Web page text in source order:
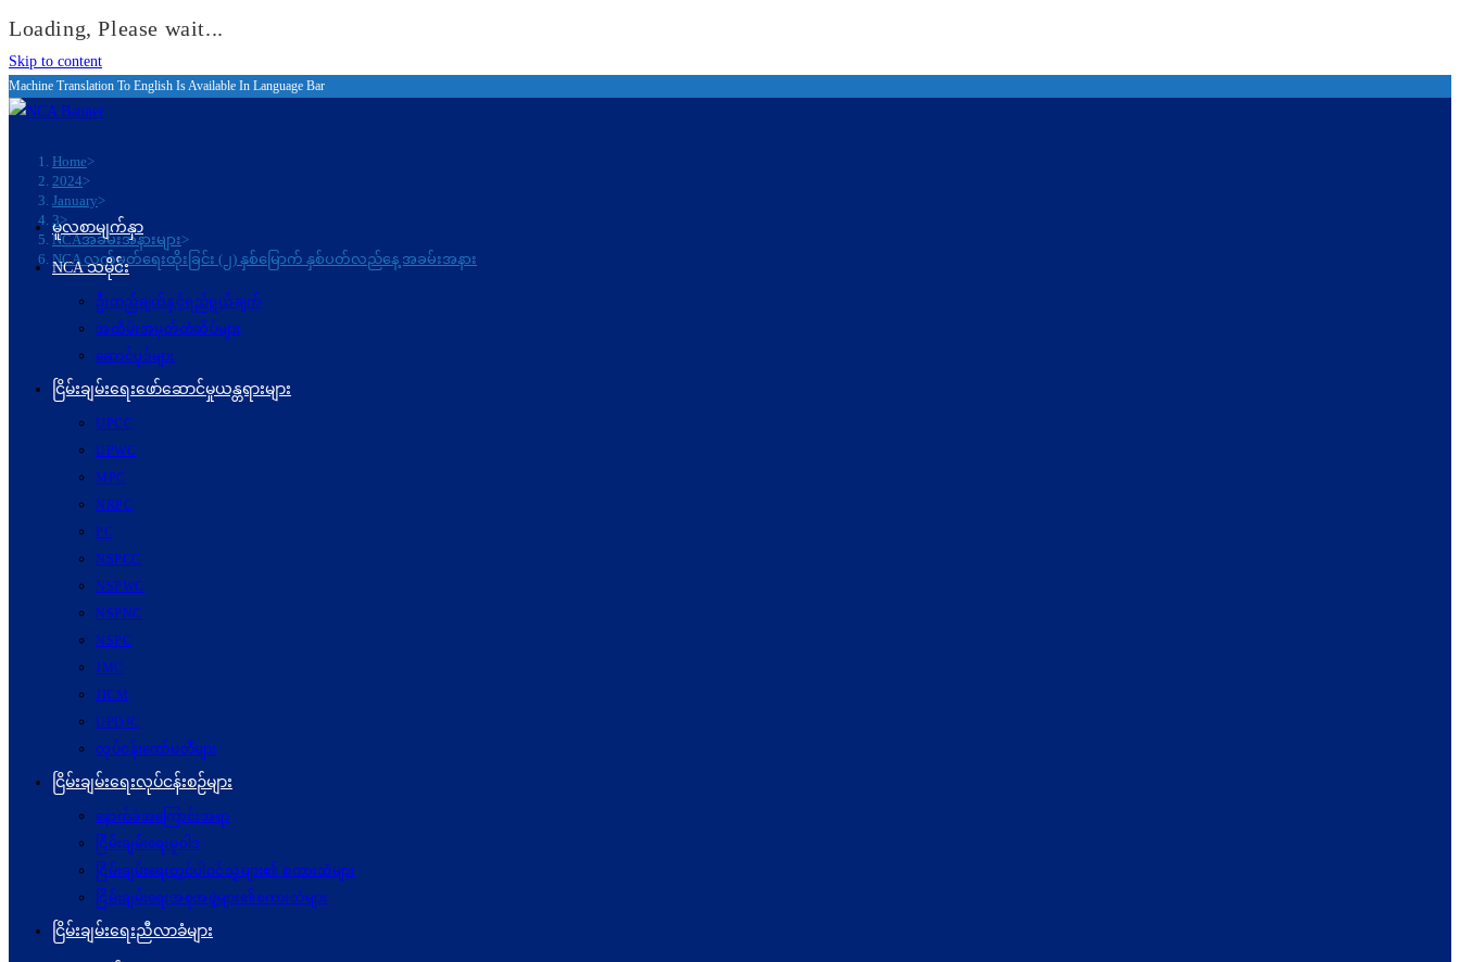
Loading, Please wait...
Skip to content
Machine Translation To English Is Available In Language Bar
Home>
2024>
January>
3>
NCAအခမ်းအနားများ>
NCA လက်မှတ်ရေးထိုးခြင်း (၂) နှစ်မြောက် နှစ်ပတ်လည်နေ့ အခမ်းအနား
မူလစာမျက်နှာ
NCA သမိုင်း
ဦးတည်ချက်နှင့်ရည်ရွယ်ချက်
အထိမ်းအမှတ်တံဆိပ်များ
ဆောင်ပုဒ်များ
ငြိမ်းချမ်းရေးဖော်‌ဆောင်မှုယန္တရားများ
UPCC
UPWC
MPC
NRPC
PC
NSPCC
NSPWC
NSPNC
NSPC
JMC
JICM
UPDJC
လုပ်ငန်းကော်မတီများ
ငြိမ်းချမ်းရေးလုပ်ငန်းစဉ်များ
နောက်ခံအကြောင်းအရာ
ငြိမ်းချမ်းရေးမူဝါဒ
ငြိမ်းချမ်းရေးတွင်ပါဝင်သူများ၏ စကားသံများ
ငြိမ်းချမ်းရေးအစုအဖွဲ့များ၏စကားသံများ
ငြိမ်းချမ်းရေးညီလာခံများ